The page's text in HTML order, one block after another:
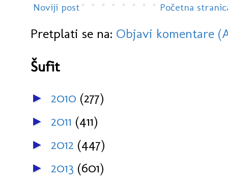
Noviji post Početna
Pretplati se na: Objavi komentare
Šufit
► 2010 (277)
► 2011 (411)
► 2012 (447)
► 2013 (601)